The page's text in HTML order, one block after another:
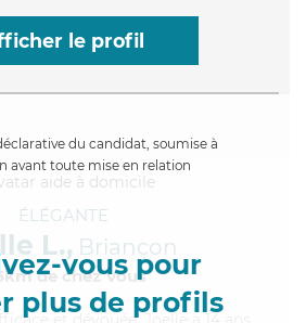
le profil
du candidat, soumise à
avant toute mise en relation
vous pour
plus de profils
ÉLÉGANTE
L., Briançon
de chez Vous